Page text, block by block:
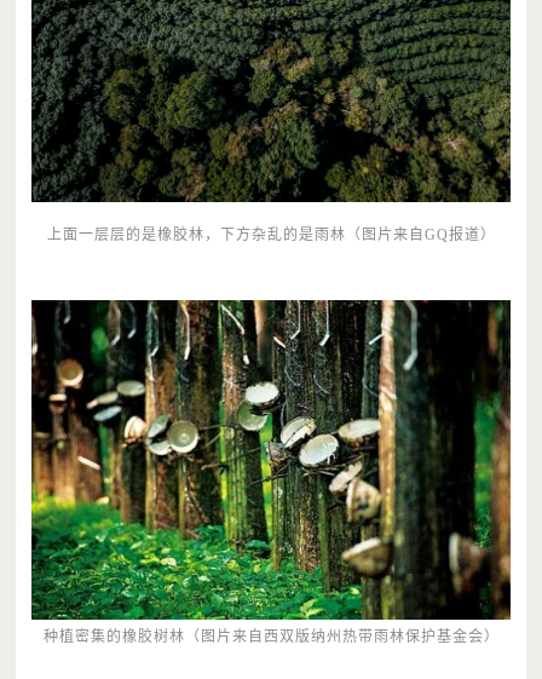
上面一层层的是橡胶林，下方杂乱的是雨林（图片来自GQ报道）
种植密集的橡胶树林（图片来自西双版纳州热带雨林保护基金会）